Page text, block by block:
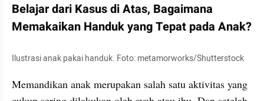
Belajar dari Kasus di Atas, Bagaimana
Memakaikan Handuk yang Tepat pada Anak?
Ilustrasi anak pakai handuk. Foto: metamorworks/Shutterstock
Memandikan anak merupakan salah satu aktivitas yang